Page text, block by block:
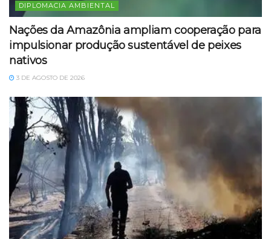
DIPLOMACIA AMBIENTAL
Nações da Amazônia ampliam cooperação para
impulsionar produção sustentável de peixes
nativos
3 DE AGOSTO DE 2026